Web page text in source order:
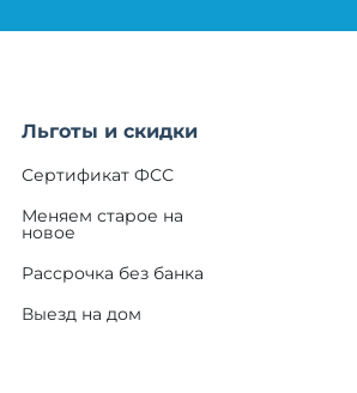
Льготы и скидки
Сертификат ФСС
Меняем старое на
новое
Рассрочка без банка
Выезд на дом